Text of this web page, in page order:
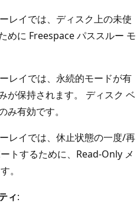
レイでは、ディスク上の未使
めに Freespace パススルー モ
レイでは、永続的モードが有
が保持されます。 ディスク ベ
有効です。
レイでは、休止状態の一度/再
トするために、Read-Only メ
。
ィ: